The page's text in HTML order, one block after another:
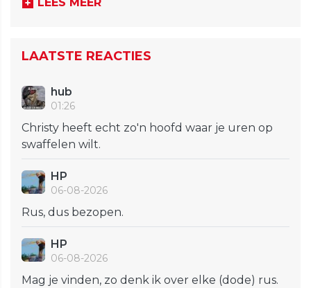
LAATSTE REACTIES
hub
01:26
Christy heeft echt zo'n hoofd waar je uren op
swaffelen wilt.
HP
06-08-2026
Rus, dus bezopen.
HP
06-08-2026
Mag je vinden, zo denk ik over elke (dode) rus.